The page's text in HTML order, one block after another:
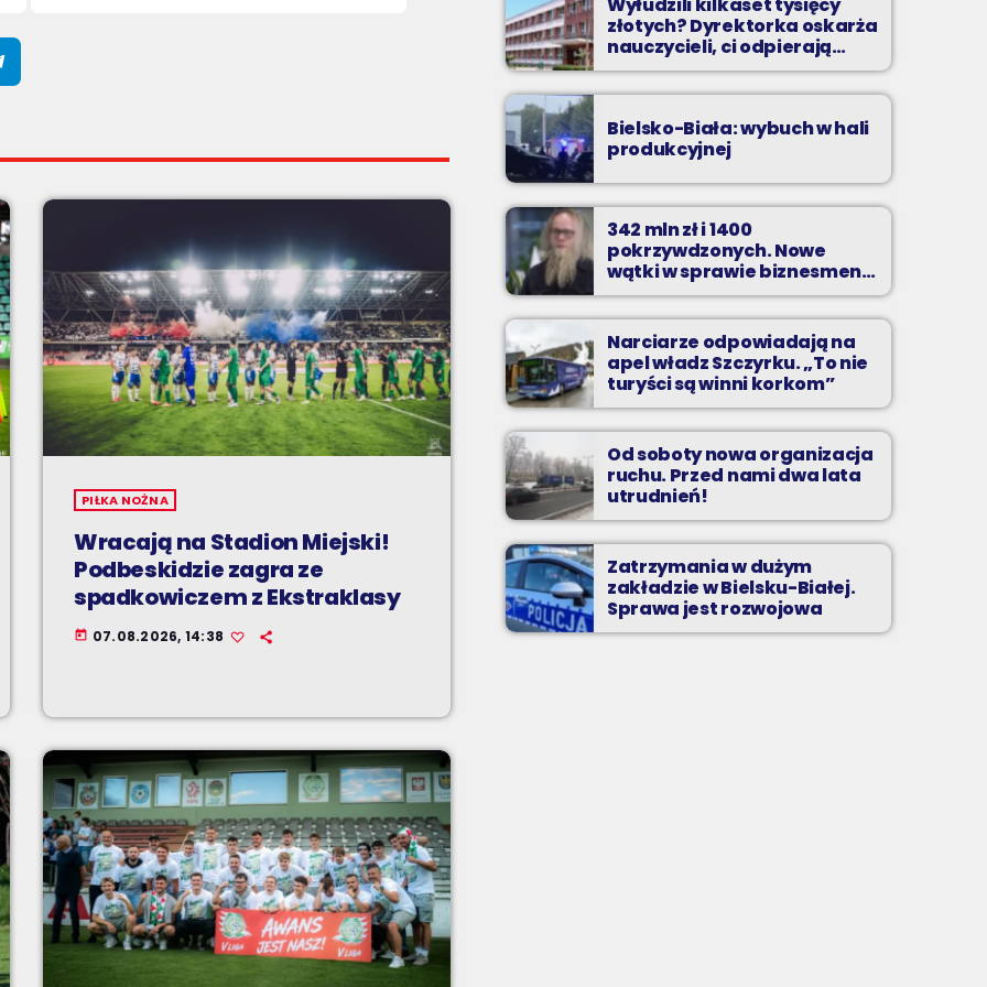
PIŁKA NOŻNA
Wracają na Stadion Miejski!
Podbeskidzie zagra ze
spadkowiczem z Ekstraklasy
today 07.08.2026, 14:38
Wyłudzili kilkaset tysięcy
złotych? Dyrektorka oskarża
nauczycieli, ci odpierają
zarzuty
Bielsko-Biała: wybuch w hali
produkcyjnej
342 mln zł i 1400
pokrzywdzonych. Nowe
wątki w sprawie biznesmena
z Bielska-Białej
Narciarze odpowiadają na
apel władz Szczyrku. „To nie
turyści są winni korkom”
Od soboty nowa organizacja
ruchu. Przed nami dwa lata
utrudnień!
Zatrzymania w dużym
zakładzie w Bielsku-Białej.
Sprawa jest rozwojowa